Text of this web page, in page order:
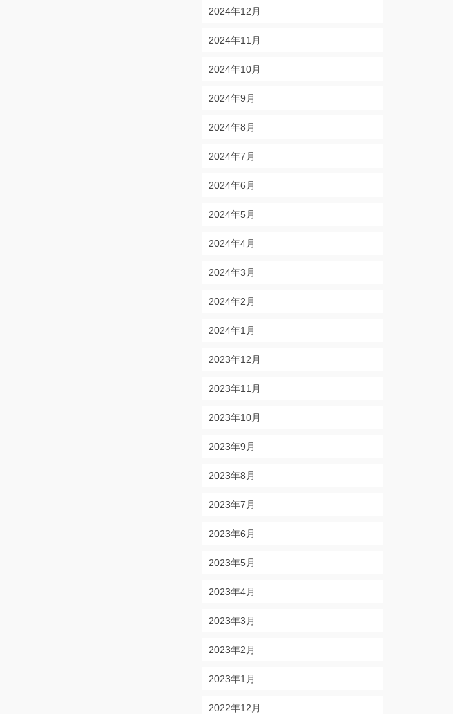
2024年12月
2024年11月
2024年10月
2024年9月
2024年8月
2024年7月
2024年6月
2024年5月
2024年4月
2024年3月
2024年2月
2024年1月
2023年12月
2023年11月
2023年10月
2023年9月
2023年8月
2023年7月
2023年6月
2023年5月
2023年4月
2023年3月
2023年2月
2023年1月
2022年12月